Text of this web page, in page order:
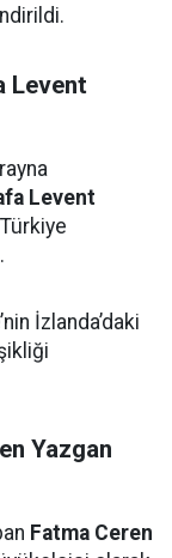
Levent
Levent
İzlanda’daki
Yazgan
Fatma Ceren